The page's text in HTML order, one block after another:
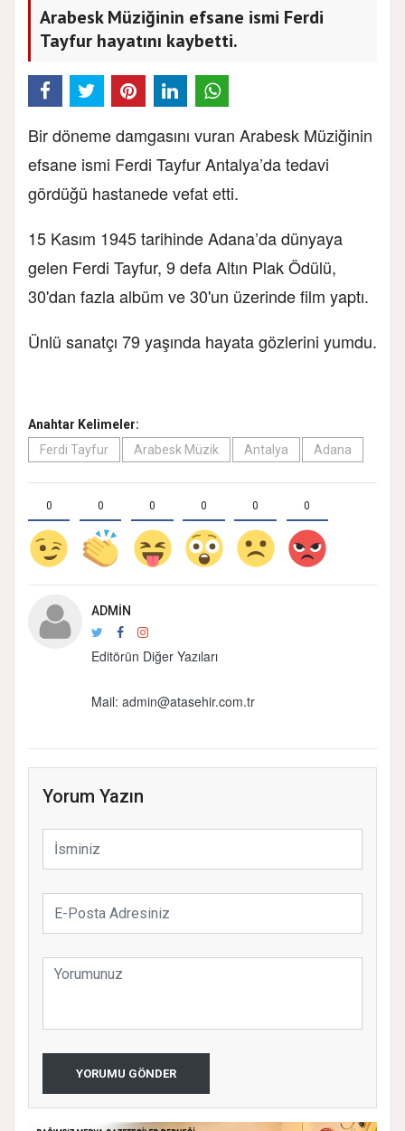
Arabesk Müziğinin efsane ismi Ferdi
Tayfur hayatını kaybetti.
Bir döneme damgasını vuran Arabesk Müziğinin
efsane ismi Ferdi Tayfur Antalya’da tedavi
gördüğü hastanede vefat etti.
15 Kasım 1945 tarihinde Adana’da dünyaya
gelen Ferdi Tayfur, 9 defa Altın Plak Ödülü,
30'dan fazla albüm ve 30'un üzerinde film yaptı.
Ünlü sanatçı 79 yaşında hayata gözlerini yumdu.
Anahtar Kelimeler:
Ferdi Tayfur
Arabesk Müzik Antalya Adana
0 0 0 0 0 0
ADMIN
Editörün Diğer Yazıları
Mail: admin@atasehir.com.tr
Yorum Yazın
YORUMU GÖNDER